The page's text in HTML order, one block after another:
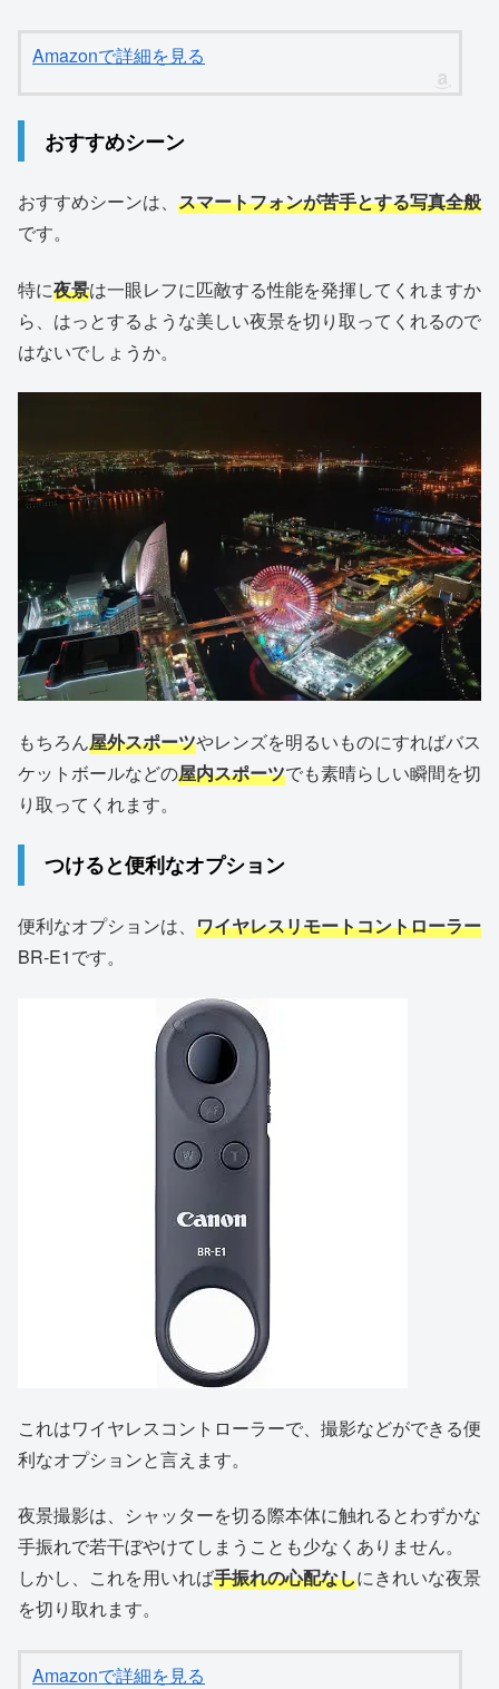
Amazonで詳細を見る
おすすめシーン
おすすめシーンは、 スマートフォンが苦手とする写真全般
です。
特に夜景は一眼レフに匹敵する性能を発揮してくれますか
ら、はっとするような美しい夜景を切り取ってくれるので
はないでしょうか。
もちろん屋外スポーツやレンズを明るいものにすればバス
ケットボールなどの屋内スポーツでも素晴らしい瞬間を切
り取ってくれます。
つけると便利なオプション
便利なオプションは、 ワイヤレスリモートコントローラー
BR-E1です。
これはワイヤレスコントローラーで、撮影などができる便
利なオプションと言えます。
夜景撮影は、シャッターを切る際本体に触れるとわずかな
手振れで若干ぼやけてしまうことも少なくありません。
しかし、これを用いれば手振れの心配なしにきれいな夜景
を切り取れます。
Amazonで詳細を見る